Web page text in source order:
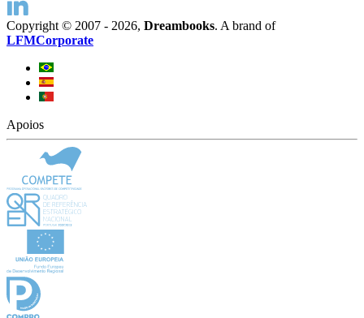
Copyright © 2007 - 2026, Dreambooks. A brand of
LFMCorporate
Apoios